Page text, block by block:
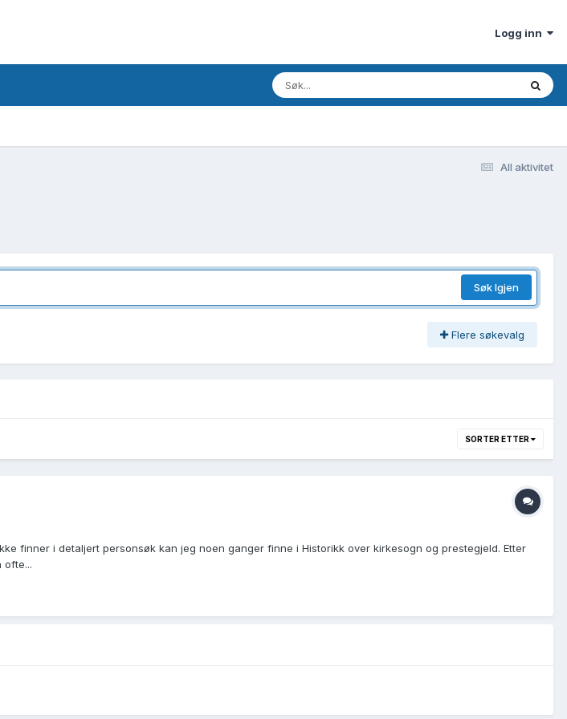
Logg inn
All aktivitet
Søk Igjen
Flere søkevalg
SORTER ETTER
finner i detaljert personsøk kan jeg noen ganger finne i Historikk over kirkesogn og prestegjeld. Etter
ofte...